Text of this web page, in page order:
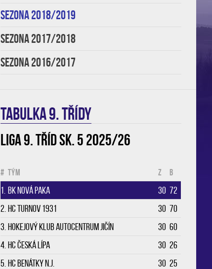
SEZONA 2018/2019
SEZONA 2017/2018
SEZONA 2016/2017
TABULKA 9. třídy
Liga 9. tříd sk. 5 2025/26
# Tým Z B
1. BK Nová Paka 30 72
2. HC Turnov 1931 30 70
3. Hokejový klub Autocentrum Jičín 30 60
4. HC Česká Lípa 30 26
5. HC Benátky n.J. 30 25